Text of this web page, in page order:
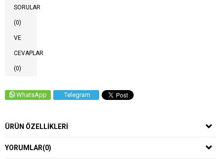
SORULAR
(0)
VE
CEVAPLAR
(0)
WhatsApp Telegram
ÜRÜN ÖZELLIKLERI
YORUMLAR(0)